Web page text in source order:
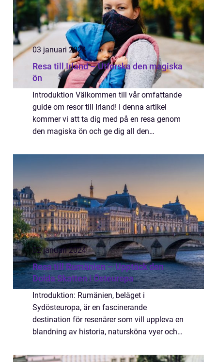
03 januari 2024
Resa till Irland – Utforska den magiska
ön
Introduktion Välkommen till vår omfattande
guide om resor till Irland! I denna artikel
kommer vi att ta dig med på en resa genom
den magiska ön och ge dig all den
egen oförglömliga Irlandsresa. Från dess
02 januari 2024
Resa till Rumänien – Upptäck den
Dolda Skatten i Östeuropa
Introduktion: Rumänien, beläget i
Sydösteuropa, är en fascinerande
destination för resenärer som vill uppleva en
blandning av historia, natursköna vyer och
har förbisetts som en turistdestination, har